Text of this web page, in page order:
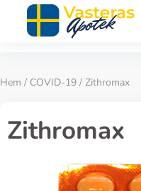
Hem / COVID-19 / Zithromax
Zithromax